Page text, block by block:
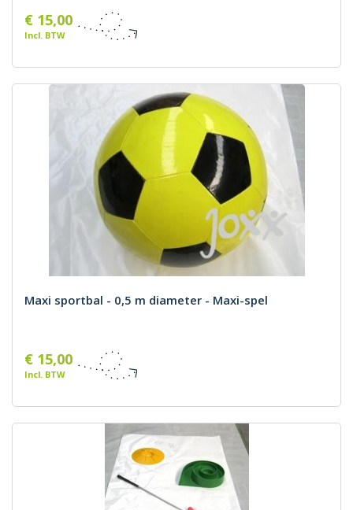
€ 15,00
Incl. BTW
Maxi sportbal - 0,5 m diameter - Maxi-spel
€ 15,00
Incl. BTW